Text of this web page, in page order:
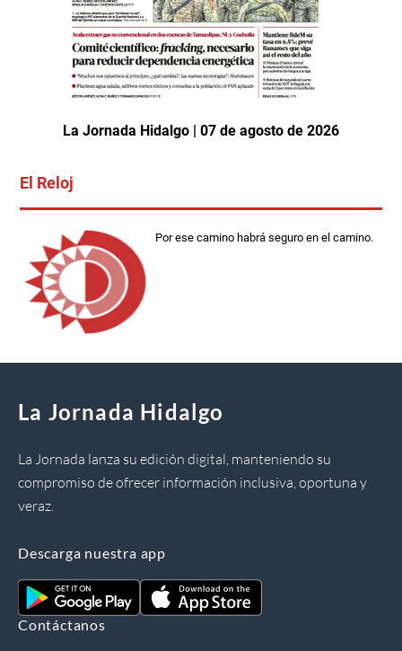
La Jornada Hidalgo | 07 de agosto de 2026
El Reloj
Por ese camino habrá seguro en el camino.
La Jornada Hidalgo
La Jornada lanza su edición digital, manteniendo su
compromiso de ofrecer información inclusiva, oportuna y
veraz.
Descarga nuestra app
Contáctanos